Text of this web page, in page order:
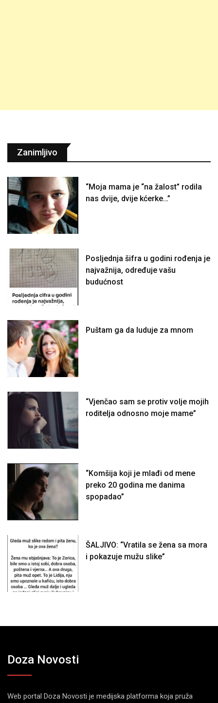
Zanimljivo
“Moja mama je “na žalost” rodila
nas dvije, dvije kćerke…”
Posljednja šifra u godini rođenja je
najvažnija, određuje vašu
budućnost
Puštam ga da luduje za mnom
“Vjenčao sam se protiv volje mojih
roditelja odnosno moje mame”
“Komšija koji je mlađi od mene
preko 20 godina me danima
spopadao”
ŠALJIVO: “Vratila se žena sa mora
i pokazuje mužu slike”
Doza Novosti
Web portal Doza Novosti je medijska platforma koja pruža